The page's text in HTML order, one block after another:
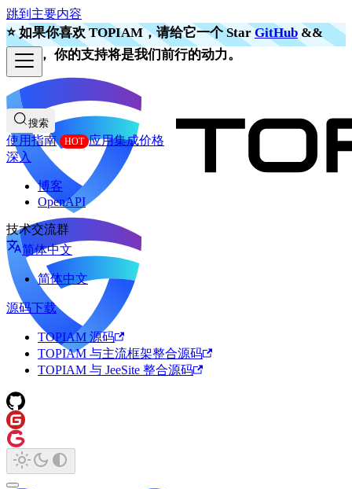
跳到主要内容
⭐️ 如果你喜欢 TOPIAM，请给它一个 StarGitHub &&
Gitee
， 你的支持将是我们前行的动力。
搜索
使用指南 应用集成价格
深入
博客
OpenAPI
技术交流群
简体中文
简体中文
源码下载
TOPIAM 源码
TOPIAM 与主流框架整合源码
TOPIAM 与 JeeSite 整合源码